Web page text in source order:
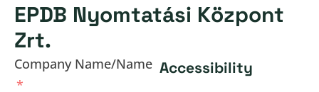
EPDB Nyomtatási Központ
Zrt.
Company Name/Name Accessibility